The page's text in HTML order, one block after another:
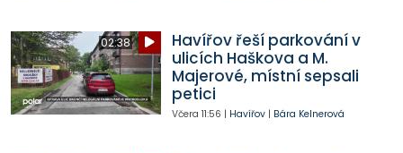
02:38
Havířov řeší parkování v
ulicích Haškova a M.
Majerové, místní sepsali
petici
Včera 11:56 | Havířov| Bára Kelnerová